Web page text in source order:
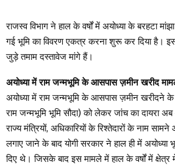
राजस्व विभाग ने हाल के वर्षों में अयोध्या के बरहटा
गई भूमि का विवरण एकत्र करना शुरू कर दिया है।
जुड़े तमाम दस्तावेज मांगे हैं।
अयोध्या में राम जन्मभूमि के आसपास ज़मीन खरीद
अयोध्या में राम जन्मभूमि के आसपास ज़मीन खरीदने के
राम जन्मभूमि भूमि सौदा) को लेकर जांच का दायरा
राज्य मंत्रियों, अधिकारियों के रिश्तेदारों के नाम
लगाए जाने के बाद योगी सरकार ने हाल ही में
दिए थे। जिसके बाद इस मामले में हाल के वर्षों में क्षेत्र